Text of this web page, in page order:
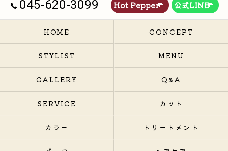
045-620-3099 Hot Pepper 公式LINE
HOME CONCEPT
STYLIST MENU
GALLERY Q&A
SERVICE カット
カラー トリートメント